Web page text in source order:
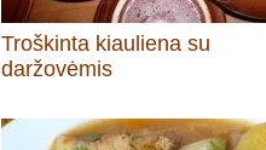
Troškinta kiauliena su
daržovėmis